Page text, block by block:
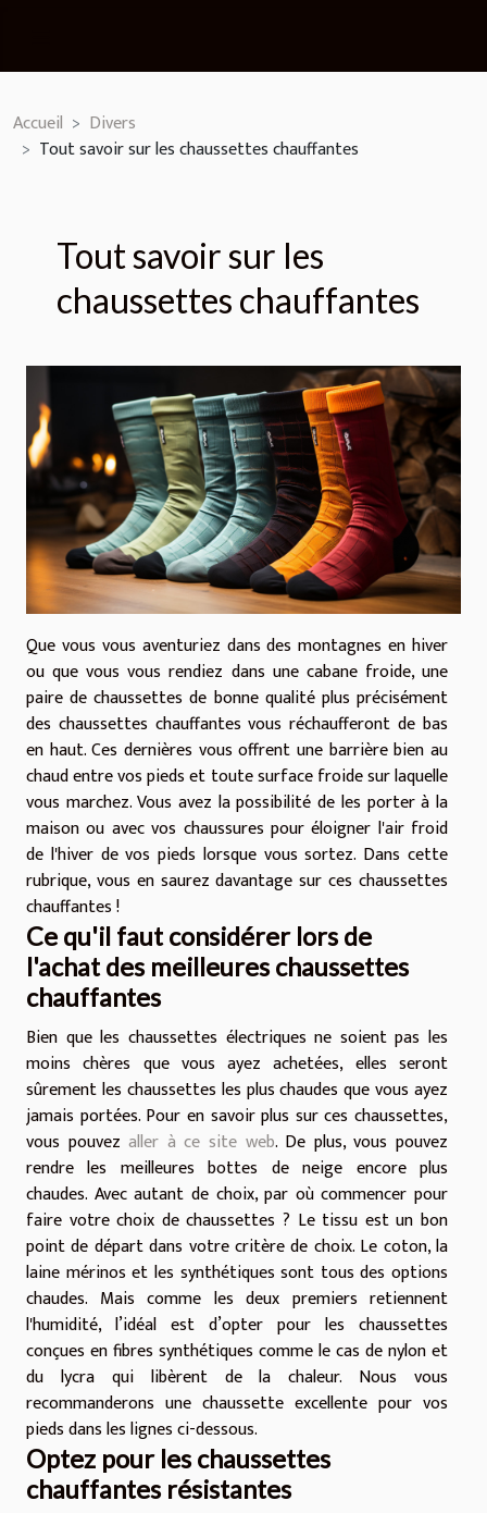
Accueil
Divers
Tout savoir sur les chaussettes chauffantes
Tout savoir sur les
chaussettes chauffantes
Que vous vous aventuriez dans des montagnes en hiver
ou que vous vous rendiez dans une cabane froide, une
paire de chaussettes de bonne qualité plus précisément
des chaussettes chauffantes vous réchaufferont de bas
en haut. Ces dernières vous offrent une barrière bien au
chaud entre vos pieds et toute surface froide sur laquelle
vous marchez. Vous avez la possibilité de les porter à la
maison ou avec vos chaussures pour éloigner l'air froid
de l'hiver de vos pieds lorsque vous sortez. Dans cette
rubrique, vous en saurez davantage sur ces chaussettes
chauffantes !
Ce qu'il faut considérer lors de
l'achat des meilleures chaussettes
chauffantes
Bien que les chaussettes électriques ne soient pas les
moins chères que vous ayez achetées, elles seront
sûrement les chaussettes les plus chaudes que vous ayez
jamais portées. Pour en savoir plus sur ces chaussettes,
vous pouvezaller à ce site web. De plus, vous pouvez
rendre les meilleures bottes de neige encore plus
chaudes. Avec autant de choix, par où commencer pour
faire votre choix de chaussettes ? Le tissu est un bon
point de départ dans votre critère de choix. Le coton, la
laine mérinos et les synthétiques sont tous des options
chaudes. Mais comme les deux premiers retiennent
l'humidité, l’idéal est d’opter pour les chaussettes
conçues en fibres synthétiques comme le cas de nylon et
du lycra qui libèrent de la chaleur. Nous vous
recommanderons une chaussette excellente pour vos
pieds dans les lignes ci-dessous.
Optez pour les chaussettes
chauffantes résistantes